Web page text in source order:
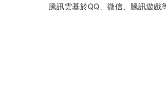
騰訊雲基於QQ、微信、騰訊遊